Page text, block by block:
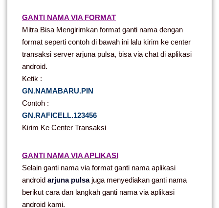
GANTI NAMA VIA FORMAT
Mitra Bisa Mengirimkan format ganti nama dengan
format seperti contoh di bawah ini lalu kirim ke center
transaksi server arjuna pulsa, bisa via chat di aplikasi
android.
Ketik :
GN.NAMABARU.PIN
Contoh :
GN.RAFICELL.123456
Kirim Ke Center Transaksi
GANTI NAMA VIA APLIKASI
Selain ganti nama via format ganti nama aplikasi
android arjuna pulsajuga menyediakan ganti nama
berikut cara dan langkah ganti nama via aplikasi
android kami.